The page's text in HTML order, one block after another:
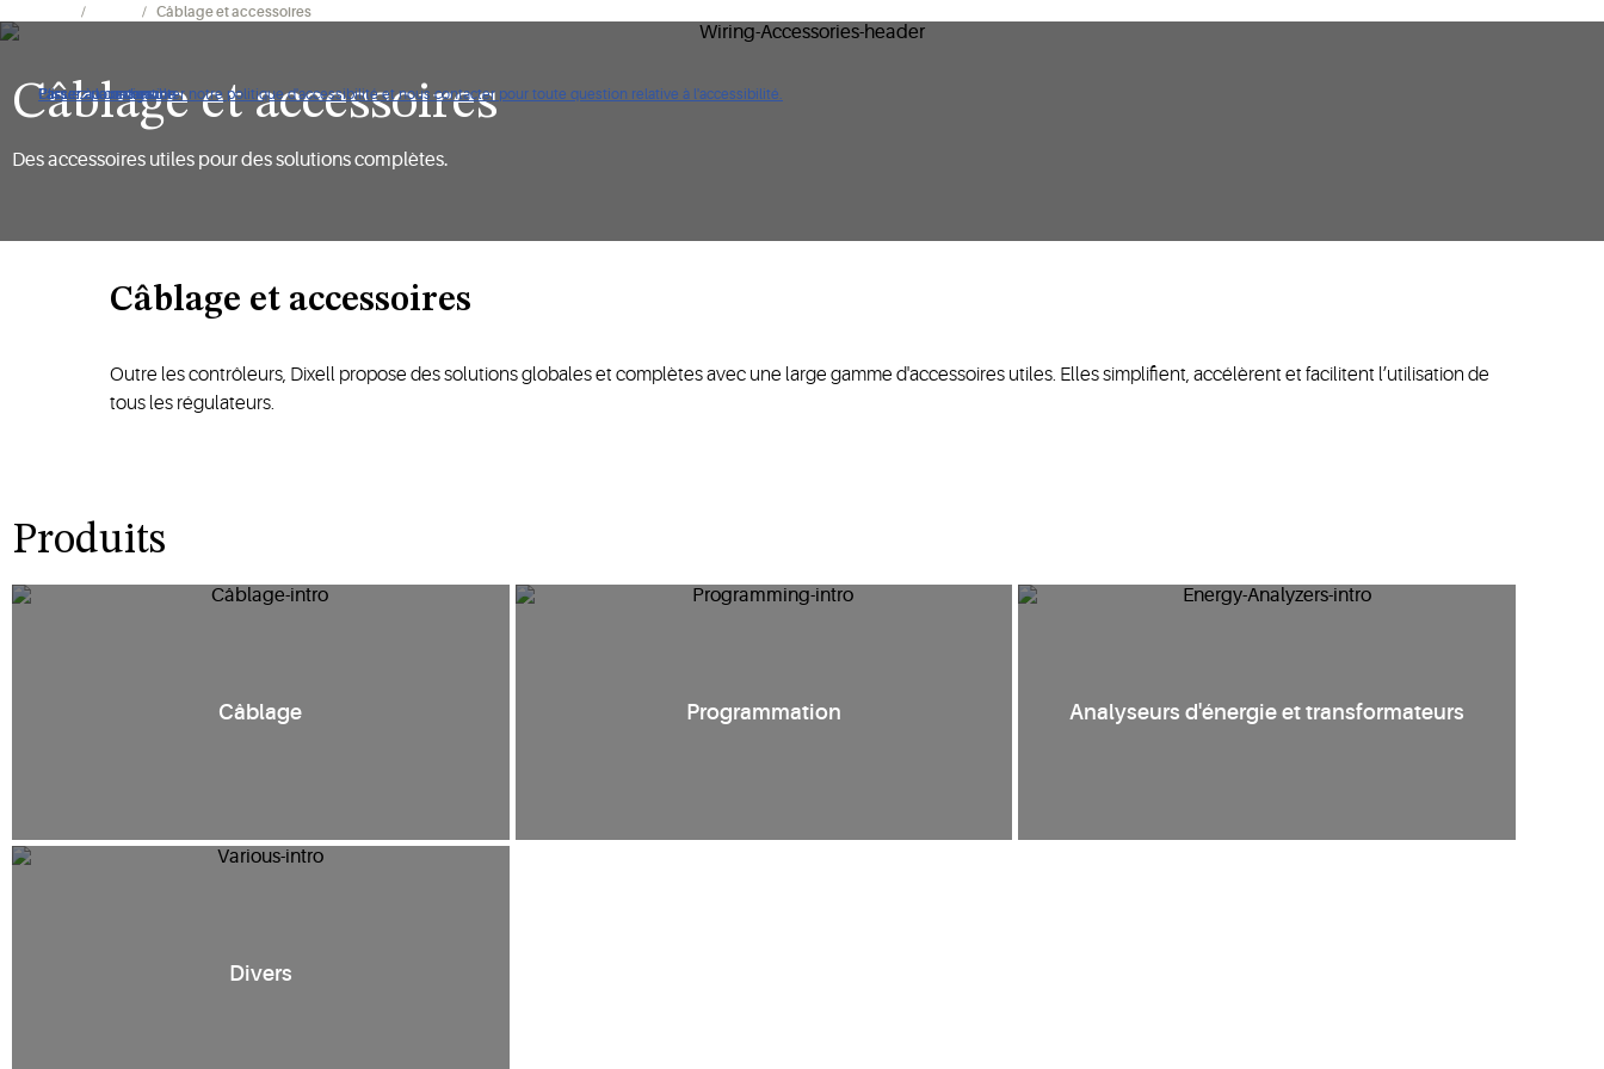
Cliquez pour consulter notre politique d'accessibilité et nous contacter pour toute question relative à l'accessibilité.
Passer à la navigation
Passer au contenu
Passer à la recherche
Câblage et accessoires
Câblage et accessoires
Des accessoires utiles pour des solutions complètes.
Câblage et accessoires
Outre les contrôleurs, Dixell propose des solutions globales et complètes avec une large gamme d'accessoires utiles. Elles simplifient, accélèrent et facilitent l’utilisation de
tous les régulateurs.
Produits
Câblage Programmation Analyseurs d'énergie et transformateurs
Divers